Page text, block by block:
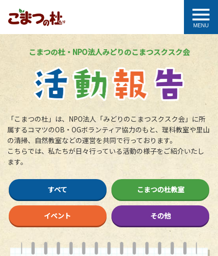
MENU
こまつの杜・NPO法人みどりのこまつスクスク会
「こまつの杜」は、NPO法人「みどりのこまつスクスク会」に所
属するコマツのOB・OGボランティア協力のもと、 理科教室や里山
の清掃、自然教室などの運営を共同で行っております。
こちらでは、私たちが日々行っている活動の様子をご紹介いたし
ます。
すべて こまつの杜教室
イベント その他